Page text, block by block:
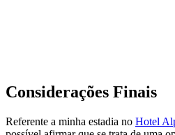
Considerações Finais
Referente a minha estadia no Hotel